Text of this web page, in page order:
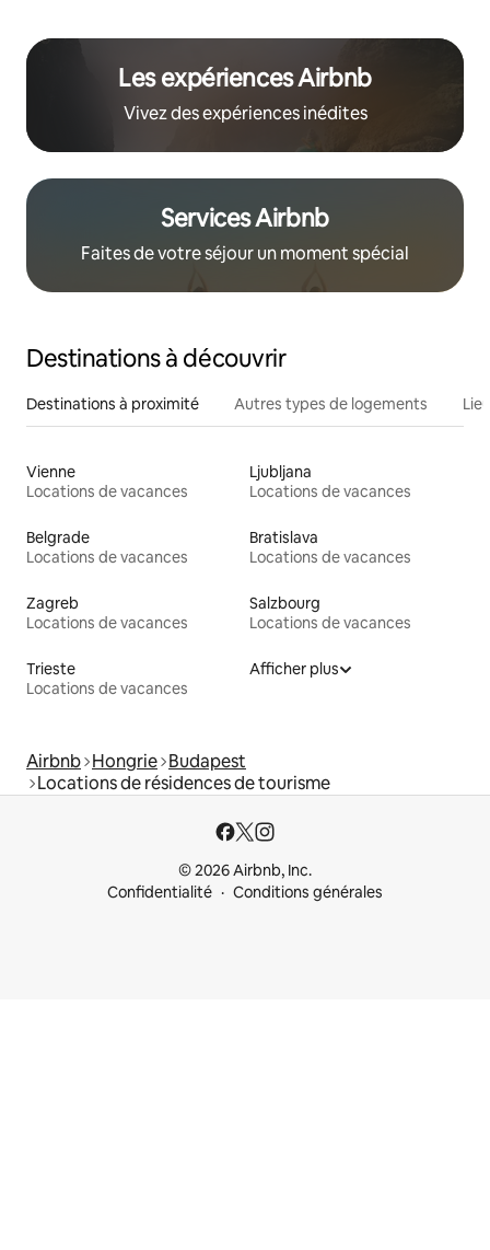
Les expériences Airbnb
Vivez des expériences inédites
Services Airbnb
Faites de votre séjour un moment spécial
Destinations à découvrir
Destinations à proximité Autres types de logements
Vienne
Locations de vacances
Ljubljana
Locations de vacances
Belgrade
Locations de vacances
Bratislava
Locations de vacances
Zagreb
Locations de vacances
Salzbourg
Locations de vacances
Trieste
Locations de vacances
Afficher plus
Airbnb Hongrie Budapest
Locations de résidences de tourisme
© 2026 Airbnb, Inc.
Confidentialité
Conditions générales